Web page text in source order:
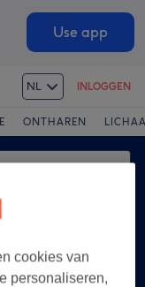
Use app
NL INLOGGEN
ONTHAREN
cookies van
personaliseren,